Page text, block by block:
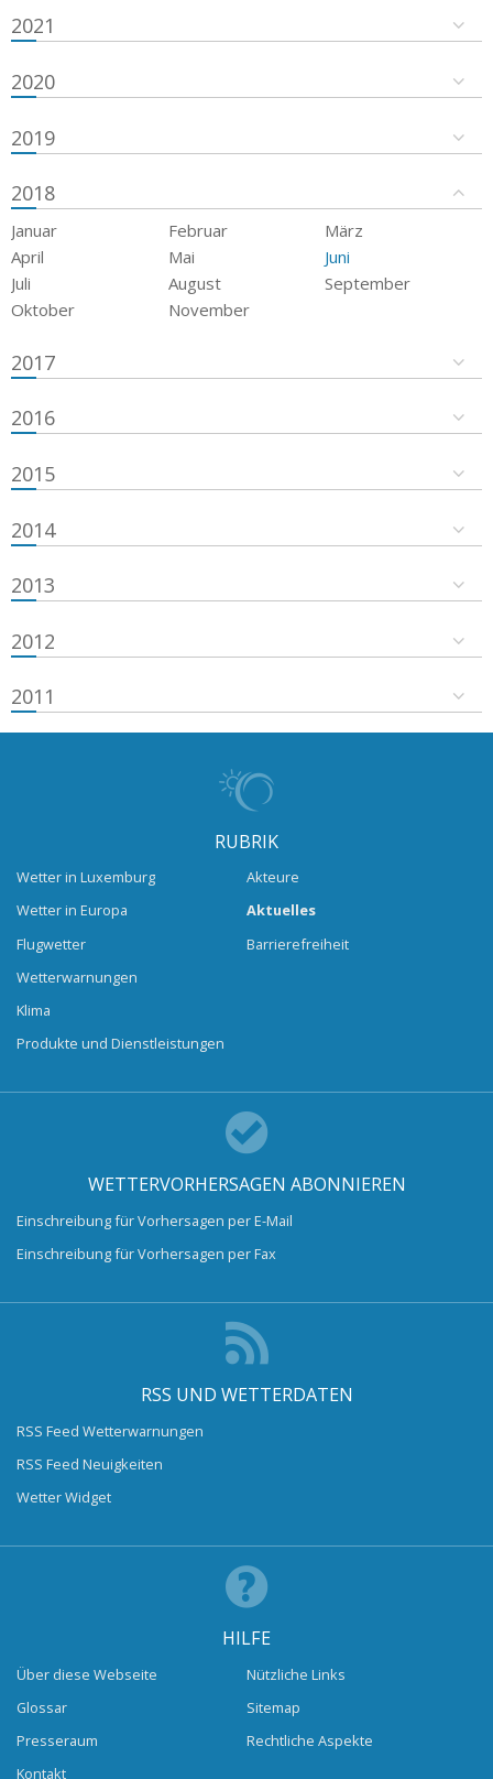
2021
2020
2019
2018
Januar Februar
März
April
Mai
Juni
Juli
August
September
Oktober
November
2017
2016
2015
2014
2013
2012
2011
RUBRIK
Wetter in Luxemburg
Wetter in Europa
Flugwetter
Wetterwarnungen
Klima
Produkte und Dienstleistungen
Akteure
Aktuelles
Barrierefreiheit
WETTERVORHERSAGEN ABONNIEREN
Einschreibung für Vorhersagen per E-Mail
Einschreibung für Vorhersagen per Fax
RSS UND WETTERDATEN
RSS Feed Wetterwarnungen
RSS Feed Neuigkeiten
Wetter Widget
HILFE
Über diese Webseite
Glossar
Presseraum
Kontakt
Nützliche Links
Sitemap
Rechtliche Aspekte